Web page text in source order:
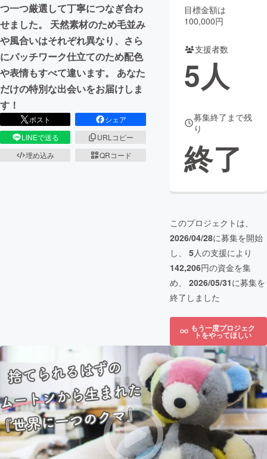
CAMPFIREふるさと納税machi-ya コミュニティ
つ一つ厳選して丁寧につなぎ合わ
せました。 天然素材のため毛並み
や風合いはそれぞれ異なり、さら
にパッチワーク仕立てのため配色
や表情もすべて違います。 あなた
だけの特別な出会いをお届けしま
す！
ポスト
シェア
LINEで送る
URLコピー
埋め込み
QRコード
目標金額は
100,000円
支援者数
5人
募集終了まで残
り
終了
このプロジェクトは、
2026/04/28に募集を開始
し、 5人の支援により
142,206円の資金を集
め、 2026/05/31に募集を
終了しました
もう一度プロジェク
トをやってほしい